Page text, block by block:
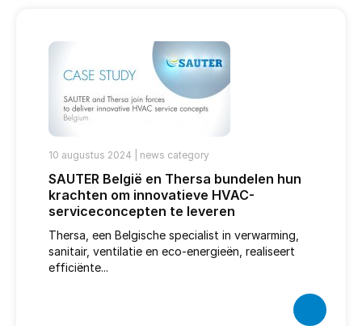
10 augustus 2024 | news category
SAUTER België en Thersa bundelen hun
krachten om innovatieve HVAC-
serviceconcepten te leveren
Thersa, een Belgische specialist in verwarming,
sanitair, ventilatie en eco-energieën, realiseert
efficiënte...